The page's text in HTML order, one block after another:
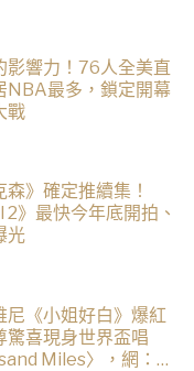
影響力！76人全美直
NBA最多，鎖定開幕
戰
森》確定推續集！
2》最快今年底開拍、
光
尼《小姐好白》爆紅
驚喜現身世界盃唱
Miles〉，網：文